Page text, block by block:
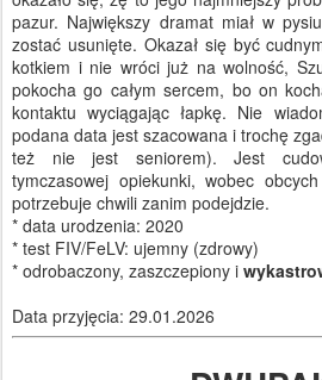
pazur. Największy dramat miał w
zostać usunięte. Okazał się być
kotkiem i nie wróci już na wolność,
pokocha go całym sercem, bo on
kontaktu wyciągając łapkę. Nie
podana data jest szacowana i trochę
też nie jest seniorem). Jest
tymczasowej opiekunki, wobec
potrzebuje chwili zanim podejdzie.
* data urodzenia: 2020
* test FIV/FeLV: ujemny (zdrowy)
* odrobaczony, zaszczepiony i
Data przyjęcia: 29.01.2026